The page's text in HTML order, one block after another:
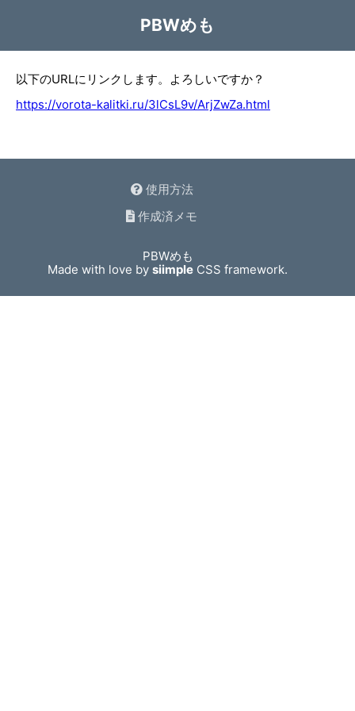
PBWめも
以下のURLにリンクします。よろしいですか？
https://vorota-kalitki.ru/3lCsL9v/ArjZwZa.html
使用方法
作成済メモ
PBWめも
Made with love bysiimple CSS framework.